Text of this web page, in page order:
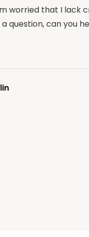
worried that I lack
question, can you